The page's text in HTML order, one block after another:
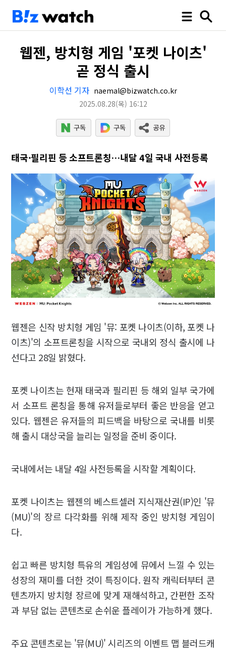
웹젠, 방치형 게임 '포켓 나이츠'
곧 정식 출시
이학선 기자 naemal@bizwatch.co.kr
2025.08.28(목) 16:12
태국·필리핀 등 소프트론칭…내달 4일 국내 사전등록
웹젠은 신작 방치형 게임 '뮤: 포켓 나이츠(이하, 포켓 나
이츠)'의 소프트론칭을 시작으로 국내외 정식 출시에 나
선다고 28일 밝혔다.
포켓 나이츠는 현재 태국과 필리핀 등 해외 일부 국가에
서 소프트 론칭을 통해 유저들로부터 좋은 반응을 얻고
있다. 웹젠은 유저들의 피드백을 바탕으로 국내를 비롯
해 출시 대상국을 늘리는 일정을 준비 중이다.
국내에서는 내달 4일 사전등록을 시작할 계획이다.
포켓 나이츠는 웹젠의 베스트셀러 지식재산권(IP)인 '뮤
(MU)'의 장르 다각화를 위해 제작 중인 방치형 게임이
다.
쉽고 빠른 방치형 특유의 게임성에 뮤에서 느낄 수 있는
성장의 재미를 더한 것이 특징이다. 원작 캐릭터부터 콘
텐츠까지 방치형 장르에 맞게 재해석하고, 간편한 조작
과 부담 없는 콘텐츠로 손쉬운 플레이가 가능하게 했다.
주요 콘텐츠로는 '뮤(MU)' 시리즈의 이벤트 맵 블러드캐